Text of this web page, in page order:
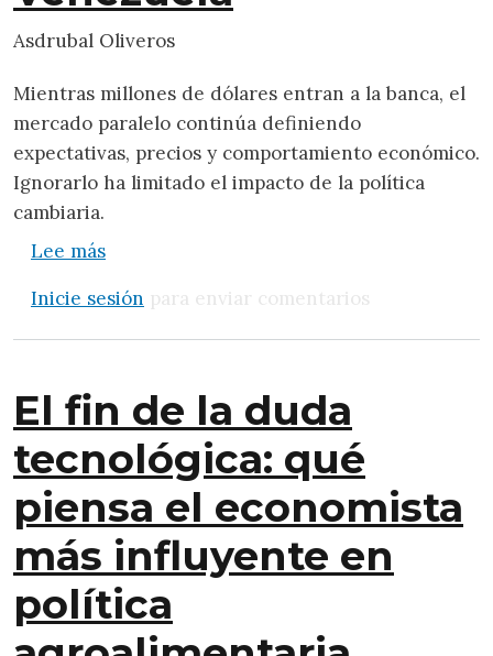
Asdrubal Oliveros
Mientras millones de dólares entran a la banca, el
mercado paralelo continúa definiendo
expectativas, precios y comportamiento económico.
Ignorarlo ha limitado el impacto de la política
cambiaria.
Lee mássobre Más intervención, misma
Inicie sesión para enviar comentarios
El fin de la duda
tecnológica: qué
piensa el economista
más influyente en
política